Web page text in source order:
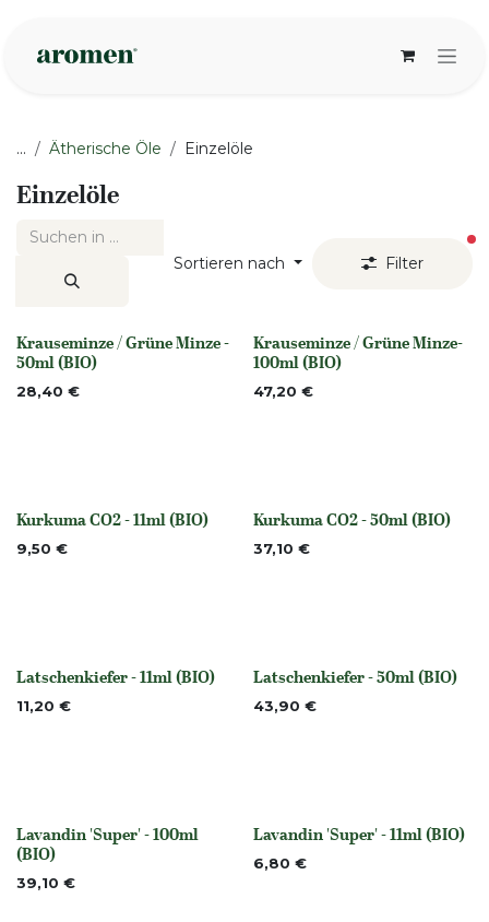
... Ätherische Öle Einzelöle
Einzelöle
Sortieren nach Filter
None
Krauseminze / Grüne Minze -
50ml (BIO)
28,40 €
None
Krauseminze / Grüne Minze-
100ml (BIO)
47,20 €
None
Kurkuma CO2 - 11ml (BIO)
9,50 € None
Kurkuma CO2 - 50ml (BIO)
37,10 €
None
Latschenkiefer - 11ml (BIO)
11,20 € None
Latschenkiefer - 50ml (BIO)
43,90 €
None
Lavandin 'Super' - 100ml
(BIO)
39,10 €
None
Lavandin 'Super' - 11ml (BIO)
6,80 €